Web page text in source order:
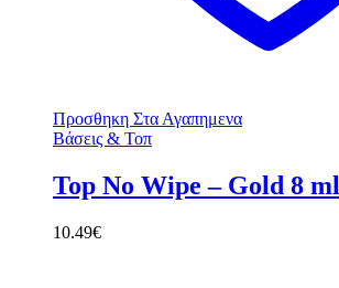
Προσθηκη Στα Αγαπημενα
Βάσεις & Τοπ
Top No Wipe – Gold 8 ml
10.49€